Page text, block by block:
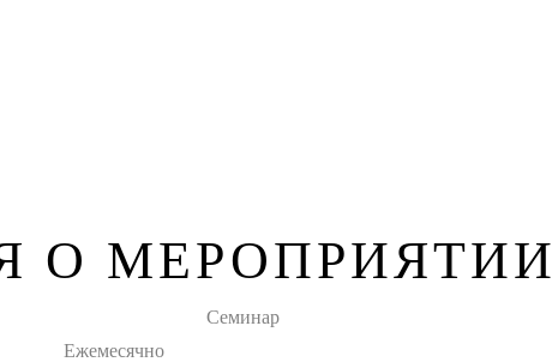
О МЕРОПРИЯТИИ
Семинар
Ежемесячно